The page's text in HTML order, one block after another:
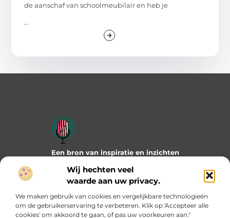
Wij hechten veel
waarde aan uw privacy.
We maken gebruik van cookies en vergelijkbare technologieën
om de gebruikerservaring te verbeteren. Klik op 'Accepteer alle
cookies' om akkoord te gaan, of pas uw voorkeuren aan."
de aanschaf van schoolmeubilair en heb je
...
Een bron van inspiratie en inzichten
praktische tips en verrassende invalshoeken die je verder
helpen. Laat je inspireren door wat mogelijk is!
Bericht categorie